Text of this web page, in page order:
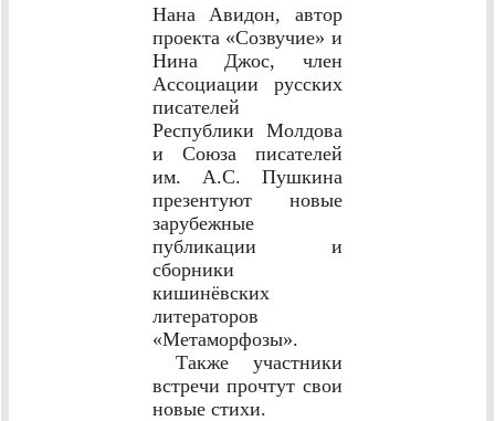
Нана Авидон, автор
проекта «Созвучие» и
Нина Джос, член
Ассоциации русских
писателей
Республики Молдова
и Союза писателей
им. А.С. Пушкина
презентуют новые
зарубежные
публикации и
сборники
кишинёвских
литераторов
«Метаморфозы».
Также участники
встречи прочтут свои
новые стихи.